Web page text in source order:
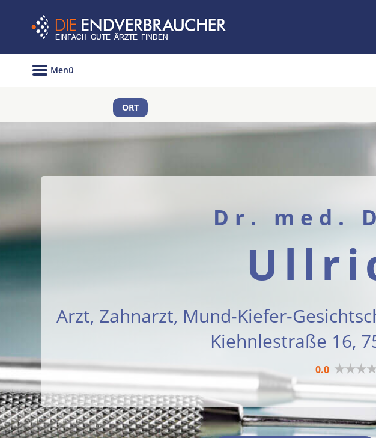
Menü
ORT
Dr. med.
Arzt, Zahnarzt, Mund-Kiefer-
Kiehnlestraße 16,
0.0